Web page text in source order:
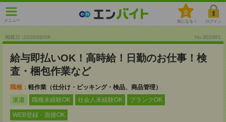
メニュー
0
気になる！ ログイン
掲載日 :2026/08/06 No.902981
給与即払いOK！高時給！日勤のお仕事！検
査・梱包作業など
職種： 軽作業（仕分け・ピッキング・検品、商品管理）
派遣
職種未経験OK 社会人未経験OK ブランクOK
WEB登録・面接OK